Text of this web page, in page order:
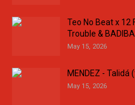
Teo No Beat x 12
Trouble &
May 15, 2026
MENDEZ -
May 15, 2026